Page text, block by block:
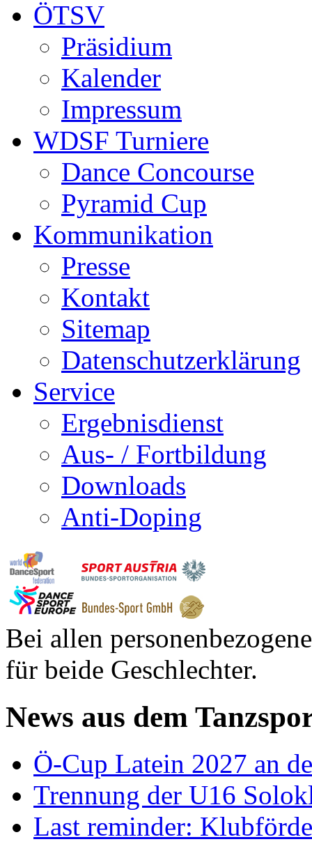
ÖTSV
Präsidium
Kalender
Impressum
WDSF Turniere
Dance Concourse
Pyramid Cup
Kommunikation
Presse
Kontakt
Sitemap
Datenschutzerklärung
Service
Ergebnisdienst
Aus- / Fortbildung
Downloads
Anti-Doping
Bei allen
für beide Geschlechter.
News aus dem
Ö-Cup Latein 2027 an
Trennung der U16
Last reminder: